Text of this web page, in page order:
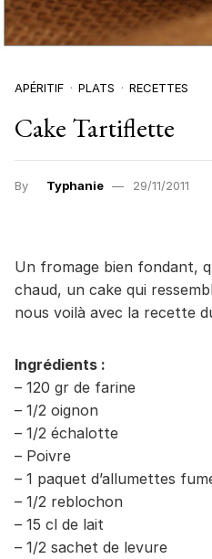
APÉRITIF PLATS RECETTES
Cake Tartiflette
By Typhanie 29/11/2011
Un fromage bien fondant,
chaud, un cake qui
nous voilà avec la recette
Ingrédients :
– 120 gr de farine
– 1/2 oignon
– 1/2 échalotte
– Poivre
– 1 paquet d’allumettes
– 1/2 reblochon
– 15 cl de lait
– 1/2 sachet de levure